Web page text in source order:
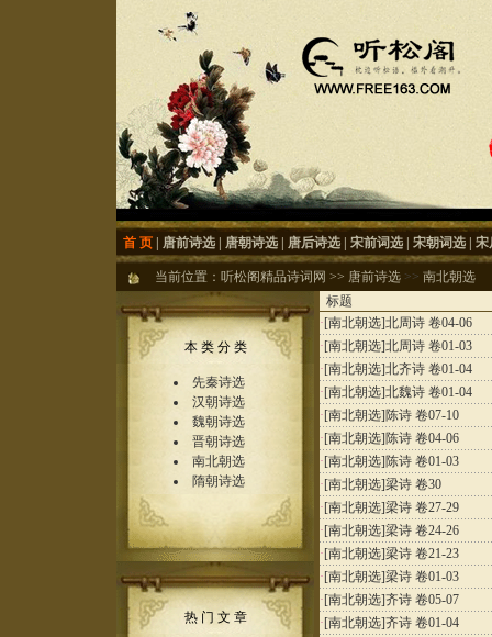
首 页 唐前诗选 唐朝诗选 唐后诗选 宋前词选 宋朝词选 宋
当前位置： 听松阁精品诗词网 >> 唐前诗选 >> 南北朝选
本 类 分 类
先秦诗选
汉朝诗选
魏朝诗选
晋朝诗选
南北朝选
隋朝诗选
热 门 文 章
标题
·[南北朝选]北周诗 卷04-06
·[南北朝选]北周诗 卷01-03
·[南北朝选]北齐诗 卷01-04
·[南北朝选]北魏诗 卷01-04
·[南北朝选]陈诗 卷07-10
·[南北朝选]陈诗 卷04-06
·[南北朝选]陈诗 卷01-03
·[南北朝选]梁诗 卷30
·[南北朝选]梁诗 卷27-29
·[南北朝选]梁诗 卷24-26
·[南北朝选]梁诗 卷21-23
·[南北朝选]梁诗 卷01-03
·[南北朝选]齐诗 卷05-07
·[南北朝选]齐诗 卷01-04